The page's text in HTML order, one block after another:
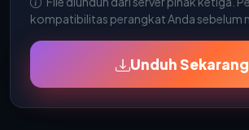
kompatibilitas perangkat Anda sebelum
Unduh Sekarang